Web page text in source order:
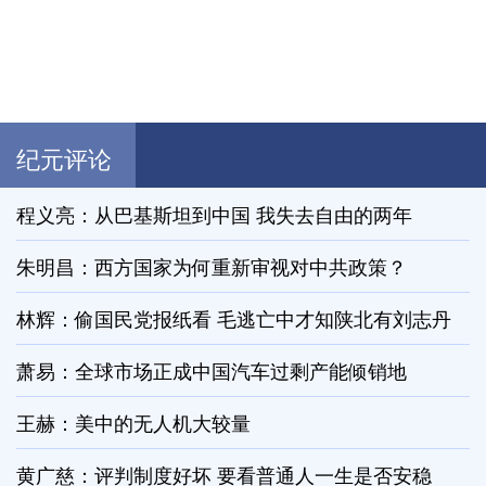
纪元评论
程义亮：从巴基斯坦到中国 我失去自由的两年
朱明昌：西方国家为何重新审视对中共政策？
林辉：偷国民党报纸看 毛逃亡中才知陕北有刘志丹
萧易：全球市场正成中国汽车过剩产能倾销地
王赫：美中的无人机大较量
黄广慈：评判制度好坏 要看普通人一生是否安稳